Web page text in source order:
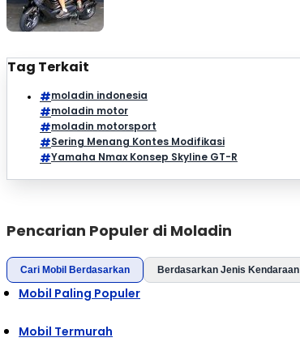
Tag Terkait
moladin indonesia
moladin motor
moladin motorsport
Sering Menang Kontes Modifikasi
Yamaha Nmax Konsep Skyline GT-R
Pencarian Populer di Moladin
Cari Mobil Berdasarkan Berdasarkan Jenis Kendaraan
Mobil Paling Populer
Mobil Termurah